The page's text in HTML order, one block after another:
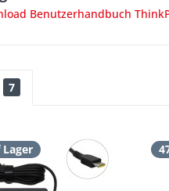
Benutzerhandbuch
7
Lager